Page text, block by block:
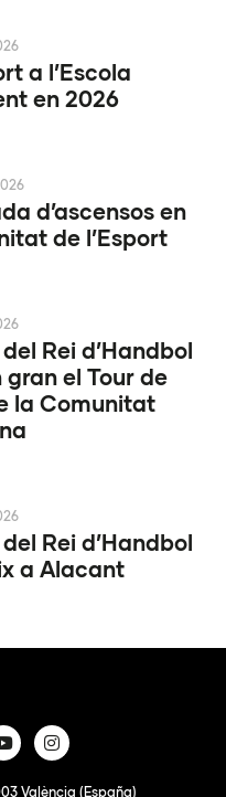
a l’Escola
en 2026
d’ascensos en
de l’Esport
Rei d’Handbol
el Tour de
la Comunitat
Rei d’Handbol
a Alacant
València (España)